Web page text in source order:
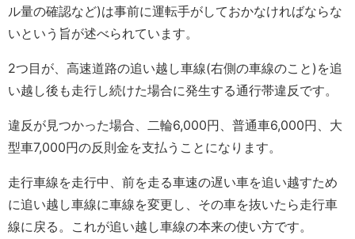
ル量の確認など)は事前に運転手がしておかなければならな
いという旨が述べられています。
2つ目が、高速道路の追い越し車線(右側の車線のこと)を追
い越し後も走行し続けた場合に発生する通行帯違反です。
違反が見つかった場合、二輪6,000円、普通車6,000円、大
型車7,000円の反則金を支払うことになります。
走行車線を走行中、前を走る車速の遅い車を追い越すため
に追い越し車線に車線を変更し、その車を抜いたら走行車
線に戻る。これが追い越し車線の本来の使い方です。